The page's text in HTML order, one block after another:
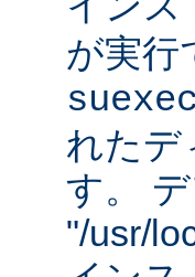
が実行
suexec
れたデ
す。
"/usr/